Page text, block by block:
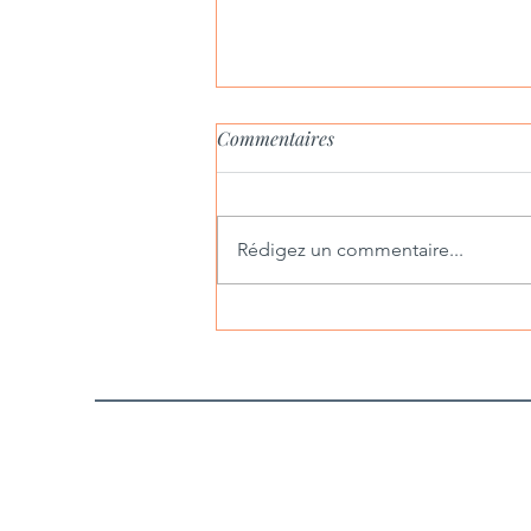
Commentaires
Rédigez un commentaire...